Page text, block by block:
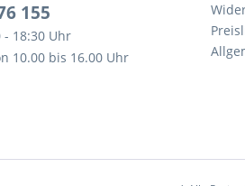
155
- 18:30 Uhr
10.00 bis 16.00 Uhr